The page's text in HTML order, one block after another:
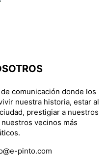
comunicación donde los
nuestra historia, estar al
prestigiar a nuestros
vecinos más
pinto.com